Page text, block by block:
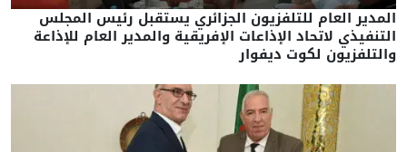
المدير العام للتلفزيون الجزائري يستقبل رئيس المجلس
التنفيذي لاتحاد الإذاعات الإفريقية والمدير العام للإذاعة
والتلفزيون لكوت ديفوار